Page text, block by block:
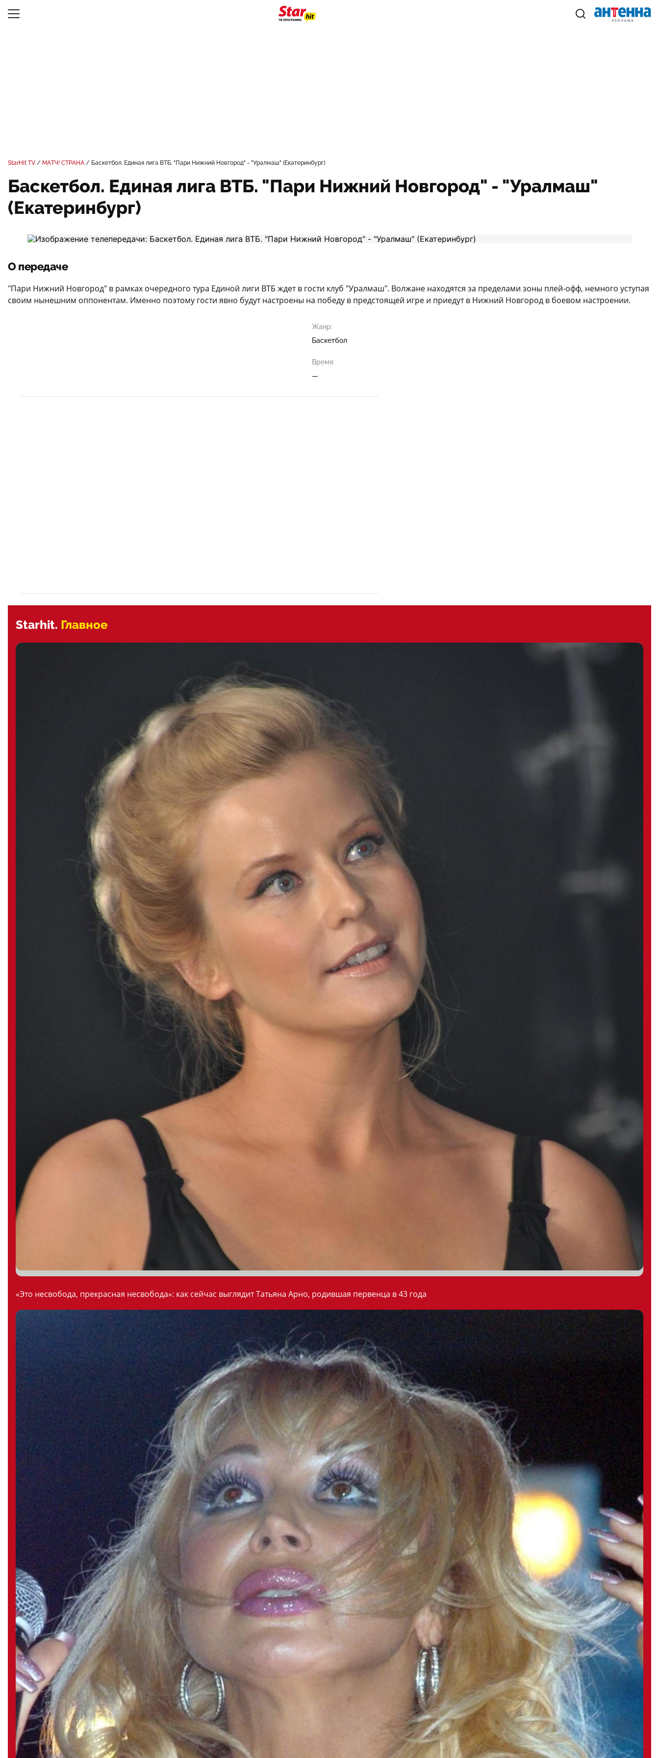
StarHit TV МАТЧ! СТРАНА Баскетбол. Единая лига ВТБ. "Пари Нижний Новгород" - "Уралмаш" (Екатеринбург)
Баскетбол. Единая лига ВТБ. "Пари Нижний Новгород" - "Уралмаш"
(Екатеринбург)
О передаче
"Пари Нижний Новгород" в рамках очередного тура Единой лиги ВТБ ждет в гости клуб "Уралмаш". Волжане находятся за пределами зоны плей-офф, немного уступая
своим нынешним оппонентам. Именно поэтому гости явно будут настроены на победу в предстоящей игре и приедут в Нижний Новгород в боевом настроении.
Жанр:
Баскетбол
Время:
—
Starhit. Главное
«Это несвобода, прекрасная несвобода»: как сейчас выглядит Татьяна Арно, родившая первенца в 43 года